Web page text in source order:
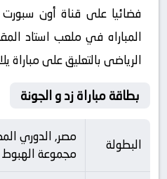
المباراه في ملعب استاد
الرياضى بالتعليق على مباراة
بطاقة مباراة زد و الجونة
البطولة
مصر, الدوري
مجموعة الهبوط